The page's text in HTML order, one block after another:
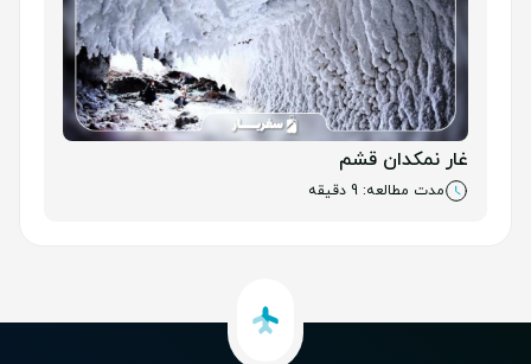
غار نمکدان قشم
مدت مطالعه: 9 دقیقه